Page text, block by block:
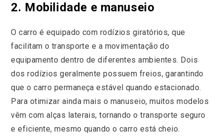
2. Mobilidade e manuseio
O carro é equipado com rodízios giratórios, que
facilitam o transporte e a movimentação do
equipamento dentro de diferentes ambientes. Dois
dos rodízios geralmente possuem freios, garantindo
que o carro permaneça estável quando estacionado.
Para otimizar ainda mais o manuseio, muitos modelos
vêm com alças laterais, tornando o transporte seguro
e eficiente, mesmo quando o carro está cheio.